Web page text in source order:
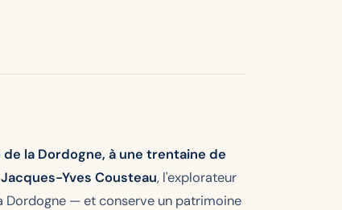
la Dordogne, à une trentaine de
Yves Cousteau, l'explorateur
Dordogne — et conserve un patrimoine